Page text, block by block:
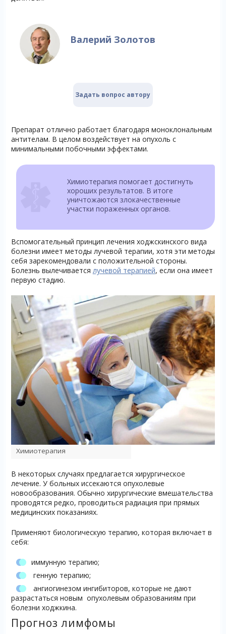
Валерий Золотов
Задать вопрос автору
Препарат отлично работает благодаря моноклональным
антителам. В целом воздействует на опухоль с
минимальными побочными эффектами.
Химиотерапия помогает достигнуть
хороших результатов. В итоге
уничтожаются злокачественные
участки пораженных органов.
Вспомогательный принцип лечения ходжскинского вида
болезни имеет методы лучевой терапии, хотя эти методы
себя зарекомендовали с положительной стороны.
Болезнь вылечивается лучевой терапией, если она имеет
первую стадию.
Химиотерапия
В некоторых случаях предлагается хирургическое
лечение. У больных иссекаются опухолевые
новообразования. Обычно хирургические вмешательства
проводятся редко, проводиться радиация при прямых
медицинских показаниях.
Применяют биологическую терапию, которая включает в
себя:
иммунную терапию;
генную терапию;
ангиогинезом ингибиторов, которые не дают
разрастаться новым опухолевым образованиям при
болезни ходжкина.
Прогноз лимфомы